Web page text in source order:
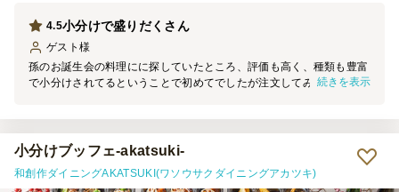
小分けで盛りだくさん
4.5
ゲスト 様
孫のお誕生会の料理にに探していたところ、評価も高く、種類も豊富
で小分けされてるということで初めてでしたが注文してみました。期
続きを表示
小分けブッフェ-akatsuki-
和創作ダイニングAKATSUKI(ワソウサクダイニングアカツキ)